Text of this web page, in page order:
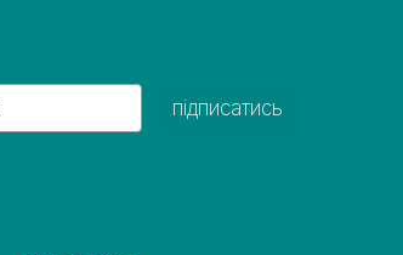
підписатись